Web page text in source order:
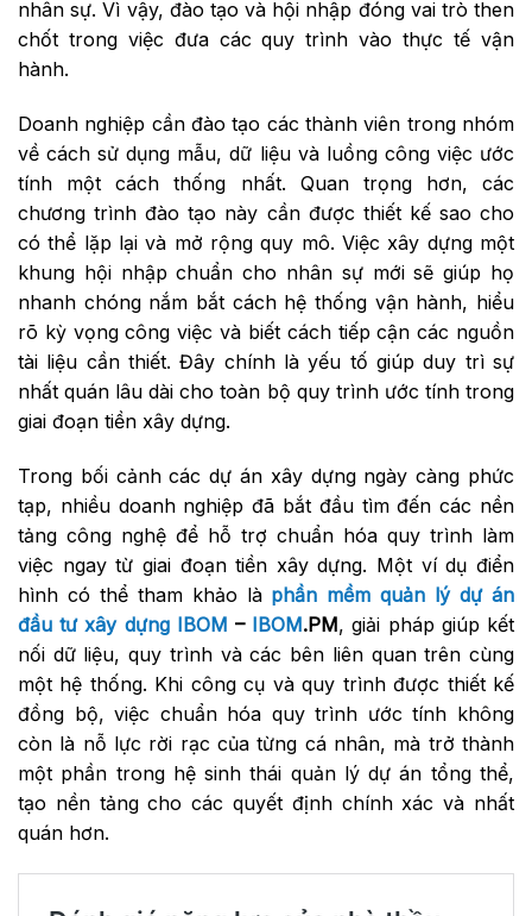
nhân sự. Vì vậy, đào tạo và hội nhập đóng vai trò then
chốt trong việc đưa các quy trình vào thực tế vận
hành.
Doanh nghiệp cần đào tạo các thành viên trong nhóm
về cách sử dụng mẫu, dữ liệu và luồng công việc ước
tính một cách thống nhất. Quan trọng hơn, các
chương trình đào tạo này cần được thiết kế sao cho
có thể lặp lại và mở rộng quy mô. Việc xây dựng một
khung hội nhập chuẩn cho nhân sự mới sẽ giúp họ
nhanh chóng nắm bắt cách hệ thống vận hành, hiểu
rõ kỳ vọng công việc và biết cách tiếp cận các nguồn
tài liệu cần thiết. Đây chính là yếu tố giúp duy trì sự
nhất quán lâu dài cho toàn bộ quy trình ước tính trong
giai đoạn tiền xây dựng.
Trong bối cảnh các dự án xây dựng ngày càng phức
tạp, nhiều doanh nghiệp đã bắt đầu tìm đến các nền
tảng công nghệ để hỗ trợ chuẩn hóa quy trình làm
việc ngay từ giai đoạn tiền xây dựng. Một ví dụ điển
hình có thể tham khảo là phần mềm quản lý dự án
đầu tư xây dựng IBOM – IBOM.PM, giải pháp giúp kết
nối dữ liệu, quy trình và các bên liên quan trên cùng
một hệ thống. Khi công cụ và quy trình được thiết kế
đồng bộ, việc chuẩn hóa quy trình ước tính không
còn là nỗ lực rời rạc của từng cá nhân, mà trở thành
một phần trong hệ sinh thái quản lý dự án tổng thể,
tạo nền tảng cho các quyết định chính xác và nhất
quán hơn.